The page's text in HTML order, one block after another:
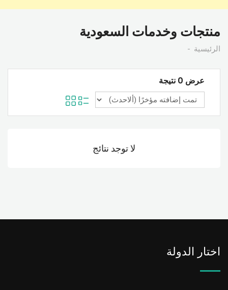
منتجات وخدمات السعودية
الرئيسية
عرض 0 نتيجة
لا توجد نتائج
اختار الدولة